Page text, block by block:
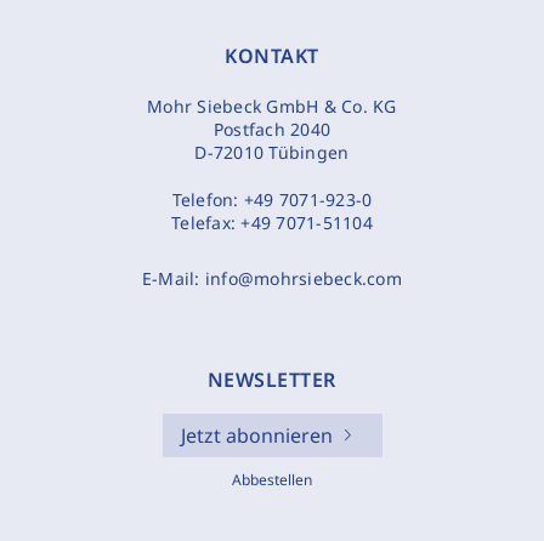
KONTAKT
Mohr Siebeck GmbH & Co. KG
Postfach 2040
D-72010 Tübingen
Telefon: +49 7071-923-0
Telefax:+49 7071-51104
E-Mail: info@mohrsiebeck.com
NEWSLETTER
Jetzt abonnieren
Abbestellen